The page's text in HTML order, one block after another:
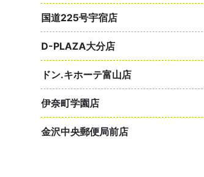
国道225号宇宿店
D-PLAZA大分店
ドン.キホーテ富山店
伊奈町学園店
金沢中央郵便局前店